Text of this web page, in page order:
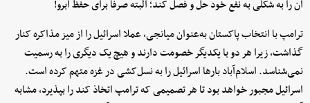
آن را به شکلی به نفع خود حل و فصل کند؛ البته صرفا برای حفظ آبرو!
ترامپ با انتخاب پاکستان به‌عنوان میانجی، عملا اسرائیل را از میز مذاکره کنار
گذاشت، زیرا هر دو با یکدیگر خصومت دارند و هیچ یک دیگری را به رسمیت
نمی‌شناسد. اسلام‌آباد بارها اسرائیل را به نسل‌کشی در غزه متهم کرده است.
اسرائیل مجبور خواهد بود تا هر تصمیمی که ترامپ اتخاذ کند را بپذیرد، مشابه